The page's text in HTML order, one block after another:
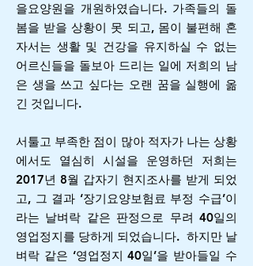
을요양원을 개원하였습니다. 가족들의 돌
봄을 받을 상황이 못 되고, 몸이 불편해 혼
자서는 생활 및 건강을 유지하실 수 없는
어르신들을 돌보아 드리는 일에 저희의 남
은 생을 쓰고 싶다는 오랜 꿈을 실행에 옮
긴 것입니다.
서툴고 부족한 점이 많아 적자가 나는 상황
에서도 열심히 시설을 운영하던 저희는
2017년 8월 갑자기 현지조사를 받게 되었
고, 그 결과 ‘장기요양보험료 부정 수급’이
라는 날벼락 같은 판정으로 무려 40일의
영업정지를 당하게 되었습니다. 하지만 날
벼락 같은 ‘영업정지 40일’을 받아들일 수